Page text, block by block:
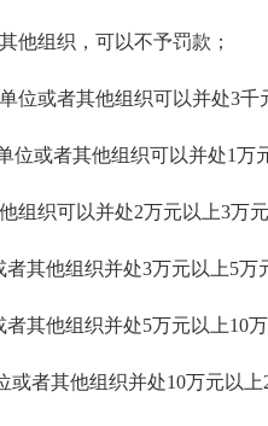
组织，可以不予罚款；
或者其他组织可以并处3千
或者其他组织可以并处1万
织可以并处2万元以上3万
他组织并处3万元以上5万
他组织并处5万元以上10万
其他组织并处10万元以上